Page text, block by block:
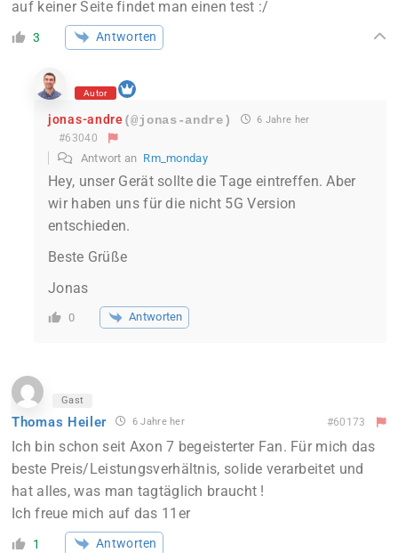
auf keiner Seite findet man einen test :/
3 Antworten
Autor
jonas-andre(@jonas-andre) 6 Jahre her
#63040
Antwort an Rm_monday
Hey, unser Gerät sollte die Tage eintreffen. Aber
wir haben uns für die nicht 5G Version
entschieden.
Beste Grüße
Jonas
0 Antworten
Gast
Thomas Heiler 6 Jahre her #60173
Ich bin schon seit Axon 7 begeisterter Fan. Für mich das
beste Preis/Leistungsverhältnis, solide verarbeitet und
hat alles, was man tagtäglich braucht !
Ich freue mich auf das 11er
1 Antworten